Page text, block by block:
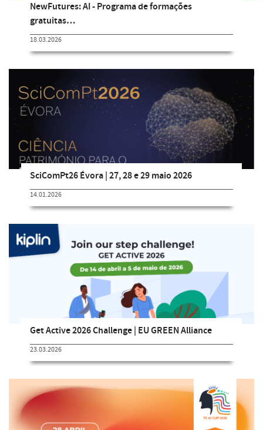
NewFutures: AI - Programa de formações
gratuitas…
18.03.2026
SciComPt26 Évora | 27, 28 e 29 maio 2026
14.01.2026
Get Active 2026 Challenge | EU GREEN Alliance
23.03.2026